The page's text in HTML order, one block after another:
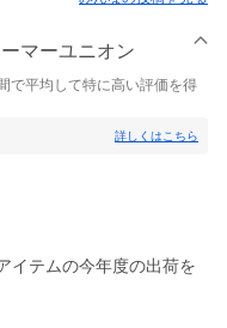
マーユニオン
で平均して特に高い評価を得
詳しくはこちら
イテムの今年度の出荷を